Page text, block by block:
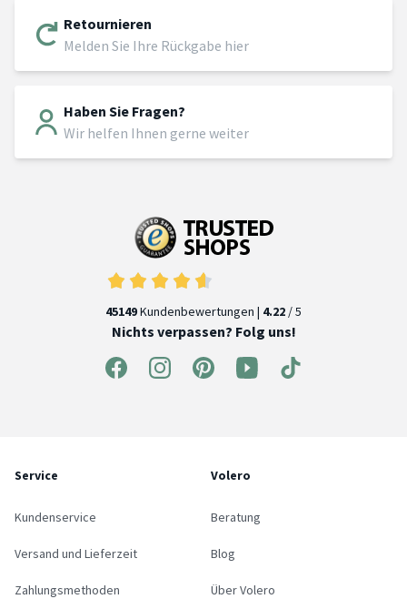
Retournieren
Melden Sie Ihre Rückgabe hier
Haben Sie Fragen?
Wir helfen Ihnen gerne weiter
45149Kundenbewertungen | 4.22 / 5
Nichts verpassen? Folg uns!
Service
Kundenservice
Versand und Lieferzeit
Zahlungsmethoden
Volero
Beratung
Blog
Über Volero